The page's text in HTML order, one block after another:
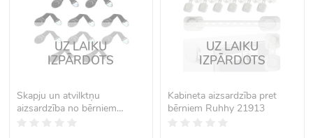
UZ LAIKU
IZPĀRDOTS
Skapju un atvilktņu
aizsardzība no bērniem
UZ LAIKU
IZPĀRDOTS
Kabineta aizsardzība pret
bērniem Ruhhy 21913